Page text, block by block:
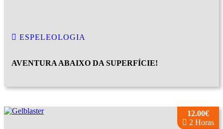
ESPELEOLOGIA
AVENTURA ABAIXO DA SUPERFÍCIE!
12.00€
2 Horas